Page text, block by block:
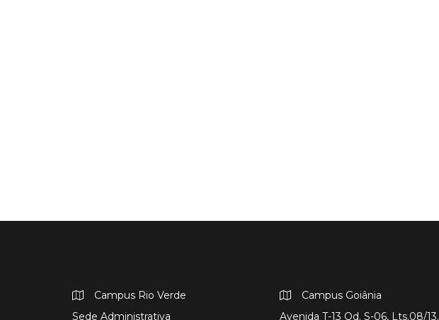
Campus Rio Verde
Sede Administrativa
Campus Goiânia
Avenida T-13 Qd. S-06, Lts.08/13.